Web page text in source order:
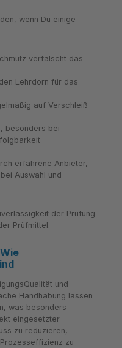
wenn Du einige
verfälscht das
Lehrdorn für das
auf Verschleiß
besonders bei
erfahrene Anbieter,
Auswahl und
der Prüfung
Prüfmittel.
und
Handhabung lassen
was besonders
eingesetzter
zu reduzieren,
zu